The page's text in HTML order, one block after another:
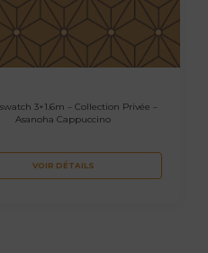
3×1.6m – Collection Privée –
Asanoha Cappuccino
VOIR DÉTAILS